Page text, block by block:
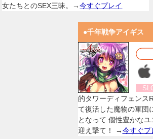
女たちとのSEX三昧。→今すぐプレイ
●千年戦争アイギス
的タワーディフェンス
て復活した魔物の軍団
となって 個性豊かな
迎え撃て！ →今すぐプ